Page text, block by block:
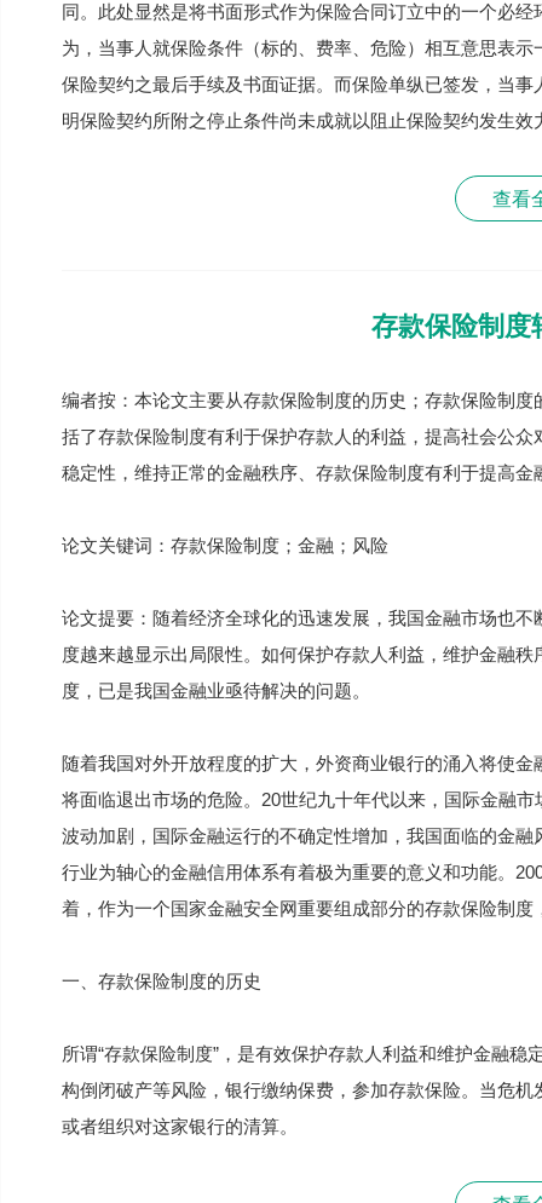
同。此处显然是将书面形式作为保险合同订立中的一个必
为，当事人就保险条件（标的、费率、危险）相互意思表
保险契约之最后手续及书面证据。而保险单纵已签发，当
明保险契约所附之停止条件尚未成就以阻止保险契约发生效
查看
存款保险制度
编者按：本论文主要从存款保险制度的历史；存款保险制
括了存款保险制度有利于保护存款人的利益，提高社会公
稳定性，维持正常的金融秩序、存款保险制度有利于提高
论文关键词：存款保险制度；金融；风险
论文提要：随着经济全球化的迅速发展，我国金融市场也
度越来越显示出局限性。如何保护存款人利益，维护金融
度，已是我国金融业亟待解决的问题。
随着我国对外开放程度的扩大，外资商业银行的涌入将使
将面临退出市场的危险。20世纪九十年代以来，国际金融
波动加剧，国际金融运行的不确定性增加，我国面临的金
行业为轴心的金融信用体系有着极为重要的意义和功能。
着，作为一个国家金融安全网重要组成部分的存款保险制度
一、存款保险制度的历史
所谓“存款保险制度”，是有效保护存款人利益和维护金融
构倒闭破产等风险，银行缴纳保费，参加存款保险。当危
或者组织对这家银行的清算。